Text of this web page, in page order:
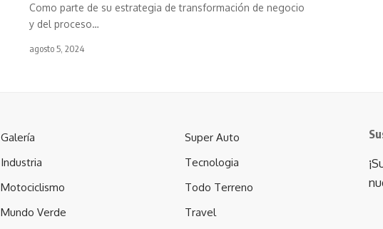
Como parte de su estrategia de transformación de negocio
y del proceso…
agosto 5, 2024
Galería
Industria
Motociclismo
Mundo Verde
Super Auto
Tecnologia
Todo Terreno
Travel